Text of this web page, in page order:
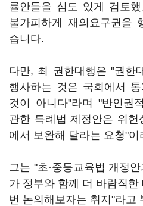
률안들을 심도 있게 검토
불가피하게 재의요구권을
습니다.
다만, 최 권한대행은 "권한
행사하는 것은 국회에서
것이 아니다"라며 "반인권
관한 특례법 제정안은 위헌
에서 보완해 달라는 요청"
그는 "초·중등교육법 개정
가 정부와 함께 더 바람직
번 논의해보자는 취지"라고